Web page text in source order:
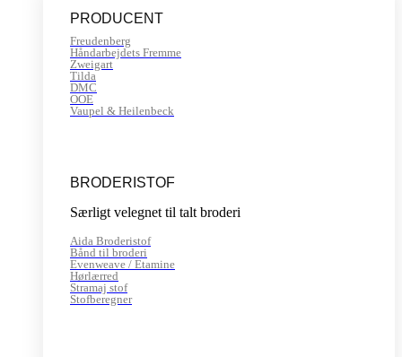
Tille's
gratis
antal
PRODUCENT
Freudenberg
Håndarbejdets Fremme
Zweigart
Tilda
DMC
OOE
Vaupel & Heilenbeck
BRODERISTOF
Særligt velegnet til talt broderi
Aida Broderistof
Bånd til broderi
Evenweave / Etamine
Hørlærred
Stramaj stof
Stofberegner